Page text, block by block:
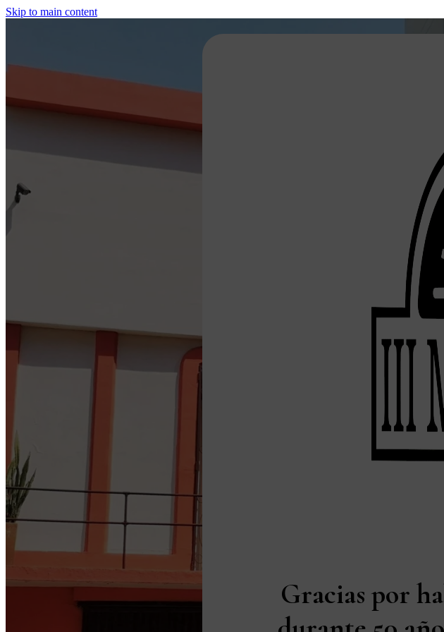
Skip to main content
Gracias por